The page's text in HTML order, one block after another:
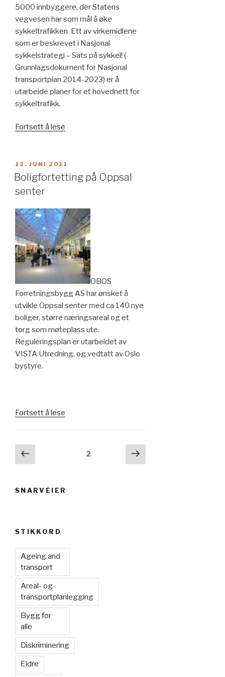
5000 innbyggere, der Statens
vegvesen har som mål å øke
sykkeltrafikken. Ett av virkemidlene
som er beskrevet i Nasjonal
sykkelstrategi – Sats på sykkel! (
Grunnlagsdokument for Nasjonal
transportplan 2014-2023) er å
utarbeide planer for et hovednett for
sykkeltrafikk.
Fortsett å lese
i
Halden»
PUBLISERT
12. JUNI 2011
Boligfortetting på Oppsal
senter
OBOS
Forretningsbygg AS har ønsket å
utvikle Oppsal senter med ca 140 nye
boliger, større næringsareal og et
torg som møteplass ute.
Reguleringsplan er utarbeidet av
VISTA Utredning, og vedtatt av Oslo
bystyre.
Fortsett å lese
Innleggnavigasjon
Forrige
side
Side2
Neste
side
SNARVEIER
STIKKORD
Ageing and
transport
Areal- og
transportplanlegging
Bygg for
alle
Diskriminering
Eldre